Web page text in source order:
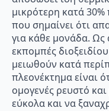
μικρότερη κατά
που σημαίνει ότι
για κάθε μονάδα. Ως
εκπομπές
μειωθούν κατά
πλεονέκτημα είναι
ομογενές ρευστό
εύκολα και να